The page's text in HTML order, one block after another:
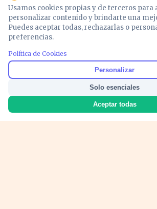
Usamos cookies propias y de terceros para
personalizar contenido y brindarte una
Puedes aceptar todas, rechazarlas o
preferencias.
Política de Cookies
Personalizar
Solo esenciales
Aceptar todas